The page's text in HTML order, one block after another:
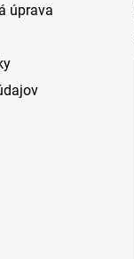
úprava